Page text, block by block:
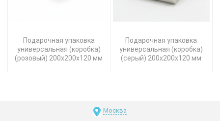
Подарочная упаковка
универсальная (коробка)
(розовый) 200х200х120 мм
Подарочная упаковка
универсальная (коробка)
(серый) 200х200х120 мм
Москва